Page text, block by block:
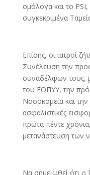
ομόλογα και το
συγκεκριμένα
Επίσης, οι ιατροί
Συνέλευση την
συναδέλφων τους,
του ΕΟΠΥΥ, την
Νοσοκομεία και
ασφαλιστικές
πρώτα πέντε
μετανάστευση των
Να σημειωθεί ότι ο